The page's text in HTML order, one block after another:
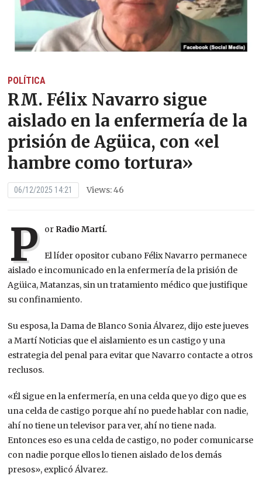
POLÍTICA
RM. Félix Navarro sigue
aislado en la enfermería de la
prisión de Agüica, con «el
hambre como tortura»
06/12/2025 14:21 Views: 46
P or Radio Martí.
El líder opositor cubano Félix Navarro permanece
aislado e incomunicado en la enfermería de la prisión de
Agüica, Matanzas, sin un tratamiento médico que justifique
su confinamiento.
Su esposa, la Dama de Blanco Sonia Álvarez, dijo este jueves
a Martí Noticias que el aislamiento es un castigo y una
estrategia del penal para evitar que Navarro contacte a otros
reclusos.
«Él sigue en la enfermería, en una celda que yo digo que es
una celda de castigo porque ahí no puede hablar con nadie,
ahí no tiene un televisor para ver, ahí no tiene nada.
Entonces eso es una celda de castigo, no poder comunicarse
con nadie porque ellos lo tienen aislado de los demás
presos», explicó Álvarez.